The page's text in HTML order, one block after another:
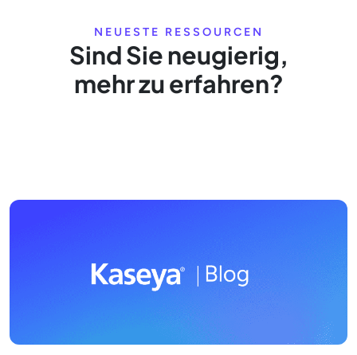
NEUESTE RESSOURCEN
Sind Sie neugierig,
mehr zu erfahren?